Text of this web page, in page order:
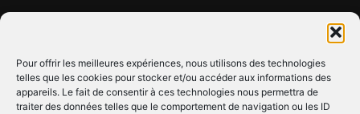
Pour offrir les meilleures expériences, nous utilisons des technologies
telles que les cookies pour stocker et/ou accéder aux informations des
appareils. Le fait de consentir à ces technologies nous permettra de
traiter des données telles que le comportement de navigation ou les ID
CLIQUEZ ICI !